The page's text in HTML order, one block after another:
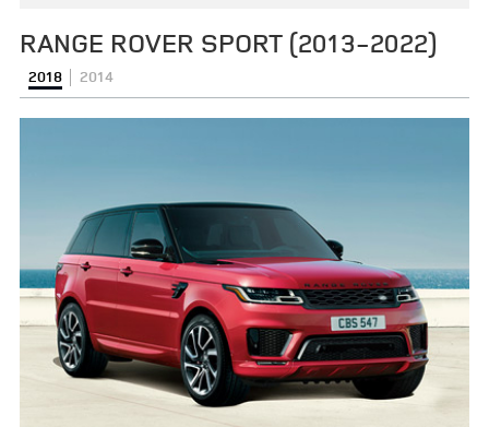
RANGE ROVER SPORT (2013-2022)
2018 2014